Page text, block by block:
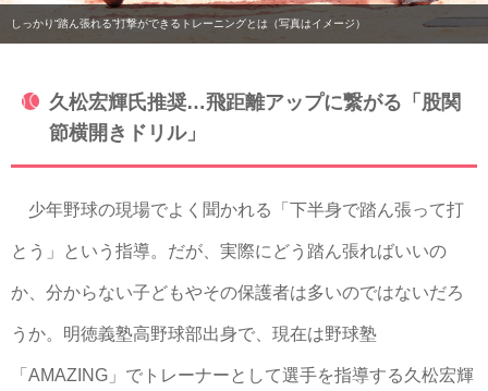
しっかり“踏ん張れる”打撃ができるトレーニングとは（写真はイメージ）
久松宏輝氏推奨…飛距離アップに繋がる「股関
節横開きドリル」
少年野球の現場でよく聞かれる「下半身で踏ん張って打
とう」という指導。だが、実際にどう踏ん張ればいいの
か、分からない子どもやその保護者は多いのではないだろ
うか。明徳義塾高野球部出身で、現在は野球塾
「AMAZING」でトレーナーとして選手を指導する久松宏輝